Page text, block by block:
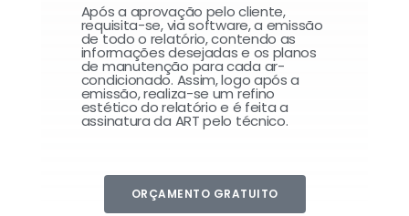
Após a aprovação pelo cliente,
requisita-se, via software, a emissão
de todo o relatório, contendo as
informações desejadas e os planos
de manutenção para cada ar-
condicionado. Assim, logo após a
emissão, realiza-se um refino
estético do relatório e é feita a
assinatura da ART pelo técnico.
ORÇAMENTO GRATUITO